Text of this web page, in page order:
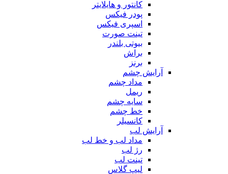
کانتور و هایلایتر
پودر فیکس
اسپری فیکس
تینت صورت
بیوتی بلندر
براش
برنز
آرایش چشم
مداد چشم
ریمل
سایه چشم
خط چشم
کانسیلر
آرایش لب
مداد لب و خط لب
رژ لب
تینت لب
لیپ گلاس